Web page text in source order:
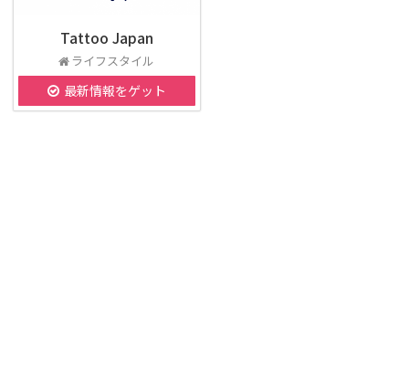
Tattoo Japan
ライフスタイル
最新情報をゲット